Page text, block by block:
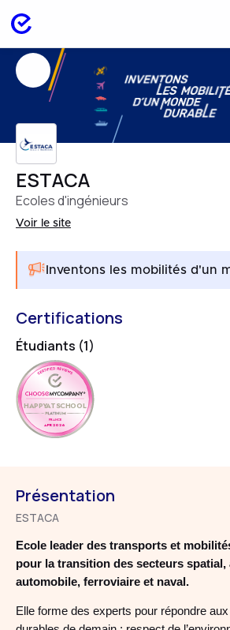
ESTACA
Ecoles d'ingénieurs
Voir le site
Inventons les mobilités d'un
Certifications
Étudiants (1)
HAPPYATSCHOOL
FRANCE
APR 2026
Présentation
ESTACA
Ecole leader des transports et
pour la transition des secteurs spatial,
automobile, ferroviaire et naval.
Elle forme des experts pour répondre